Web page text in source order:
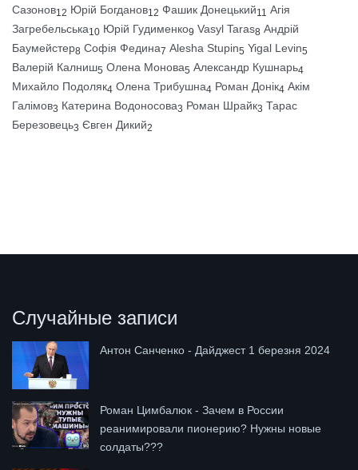
Сазонов12 Юрій Богданов12 Фашик Донецький11 Агія
Загребельська10 Юрій Гудименко9 Vasyl Taras8 Андрій
Баумейстер8 Софія Федина7 Alesha Stupin5 Yigal Levin5
Валерій Калниш5 Олена Монова5 Александр Кушнарь4
Михайло Подоляк4 Олена Трибушна4 Роман Донік4 Акім
Галімов3 Катерина Водоносова3 Роман Шрайк3 Тарас
Березовець3 Євген Дикий2
Случайные записи
Антон Санченко - Дайджест 1 березня 2024
Роман Цимбалюк - Зачем в России
реанимировали пионерию? Нужны новые
солдаты???